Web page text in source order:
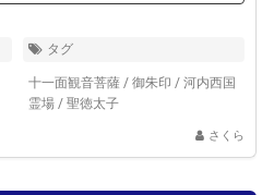
タグ
十一面観音菩薩 / 御朱印 / 河内西国
霊場 / 聖徳太子
さくら